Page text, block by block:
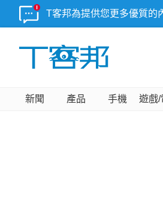
T客邦為提供您更多優質的
新聞 產品 手機 遊戲/